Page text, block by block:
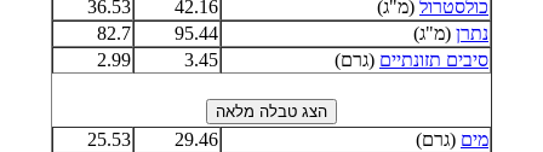
כולסטרול (מ"ג) 42.16
36.53
נתרן (מ"ג) 95.44
82.7
סיבים תזונתיים (גרם) 3.45
2.99
מים (גרם) 29.46
25.53